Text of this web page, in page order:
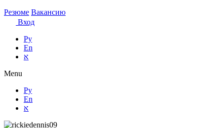
Резюме Вакансию
Вход
Ру
En
א
Menu
Ру
En
א